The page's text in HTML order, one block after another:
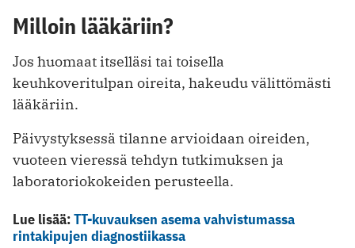
Milloin lääkäriin?
Jos huomaat itselläsi tai toisella
keuhkoveritulpan oireita, hakeudu välittömästi
lääkäriin.
Päivystyksessä tilanne arvioidaan oireiden,
vuoteen vieressä tehdyn tutkimuksen ja
laboratoriokokeiden perusteella.
Lue lisää:TT-kuvauksen asema vahvistumassa
rintakipujen diagnostiikassa